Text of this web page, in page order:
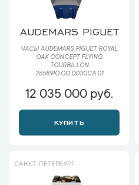
AUDEMARS PIGUET
ЧАСЫ AUDEMARS PIGUET ROYAL
OAK CONCEPT FLYING
TOURBILLON
26589IO.OO.D030CA.01
12 035 000 руб.
КУПИТЬ
САНКТ-ПЕТЕРБУРГ